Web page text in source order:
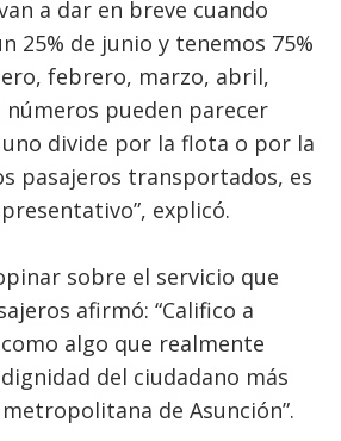
a dar en breve cuando
25% de junio y tenemos 75%
febrero, marzo, abril,
números pueden parecer
divide por la flota o por la
pasajeros transportados, es
explicó.
sobre el servicio que
afirmó: “Califico a
algo que realmente
del ciudadano más
de Asunción”.